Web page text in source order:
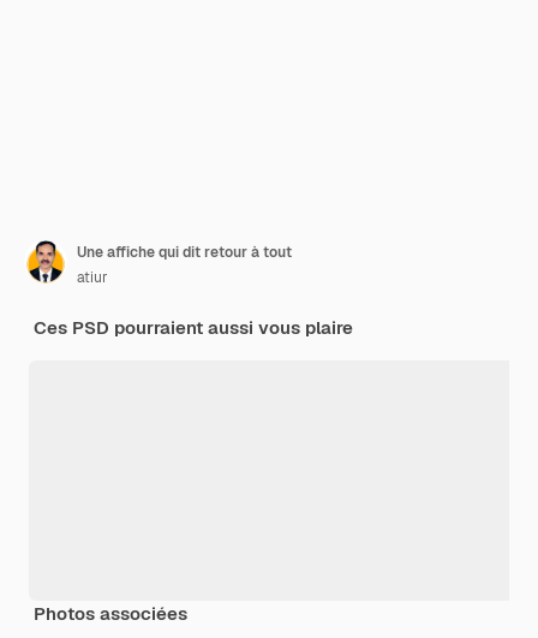
Une affiche qui dit retour à tout
atiur
Ces PSD pourraient aussi vous plaire
Photos associées